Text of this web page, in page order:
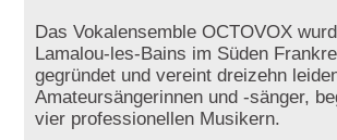
Das Vokalensemble OCTOVOX
Lamalou-les-Bains im Süden
gegründet und vereint dreizehn
Amateursängerinnen und -sänger,
vier professionellen Musikern.